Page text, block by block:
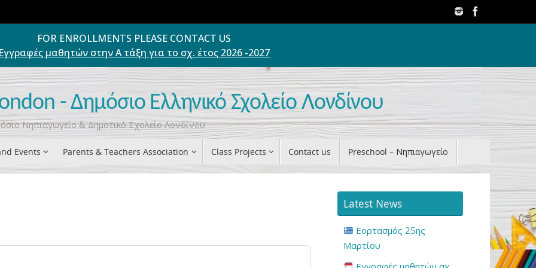
FOR ENROLLMENTS PLEASE CONTACT US
Εγγραφές μαθητών στην Α τάξη για το σχ. έτος 2026 -2027
- Δημόσιο Ελληνικό Σχολείο Λονδίνου
Νηπιαγωγείο & Δημοτικό Σχολείο Λονδίνου
Events Parents & Teachers Association Class Projects Contact us Preschool – Νηπιαγωγείο
Latest News
Εορτασμός 25ης
Μαρτίου